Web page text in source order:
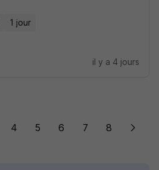
1 jour
il y a 4 jours
4 5 6 7 8